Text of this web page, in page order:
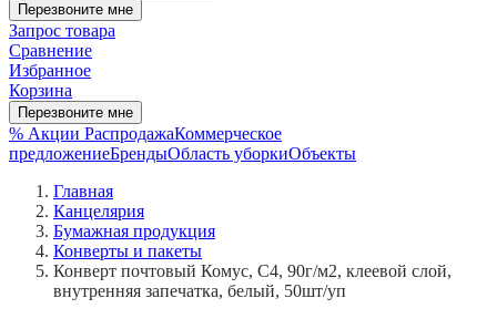
Перезвоните мне
Запрос товара
Сравнение
Избранное
Корзина
Перезвоните мне
% Акции РаспродажаКоммерческое
предложениеБрендыОбласть уборкиОбъекты
Главная
Канцелярия
Бумажная продукция
Конверты и пакеты
Конверт почтовый Комус, С4, 90г/м2, клеевой слой,
внутренняя запечатка, белый, 50шт/уп